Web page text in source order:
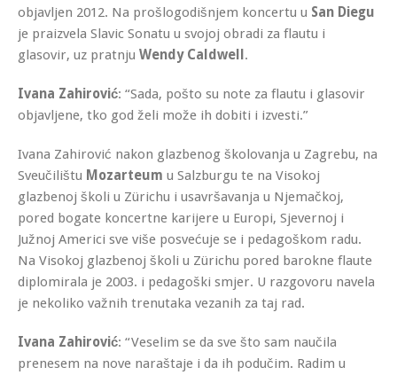
objavljen 2012. Na prošlogodišnjem koncertu u San Diegu
je praizvela Slavic Sonatu u svojoj obradi za flautu i
glasovir, uz pratnju Wendy Caldwell .
Ivana Zahirović: “Sada, pošto su note za flautu i glasovir
objavljene, tko god želi može ih dobiti i izvesti.”
Ivana Zahirović nakon glazbenog školovanja u Zagrebu, na
Sveučilištu Mozarteum u Salzburgu te na Visokoj
glazbenoj školi u Zürichu i usavršavanja u Njemačkoj,
pored bogate koncertne karijere u Europi, Sjevernoj i
Južnoj Americi sve više posvećuje se i pedagoškom radu.
Na Visokoj glazbenoj školi u Zürichu pored barokne flaute
diplomirala je 2003. i pedagoški smjer. U razgovoru navela
je nekoliko važnih trenutaka vezanih za taj rad.
Ivana Zahirović: “Veselim se da sve što sam naučila
prenesem na nove naraštaje i da ih podučim. Radim u